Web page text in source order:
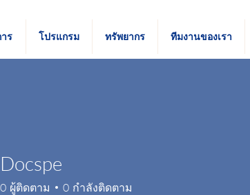
ร โปรแกรม ทรัพยากร ทีมงานของเรา
Docspe
0 ผู้ติดตาม 0 กำลังติดตาม